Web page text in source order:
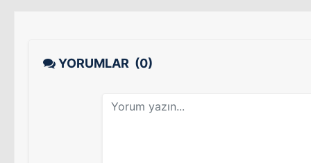
YORUMLAR (0)